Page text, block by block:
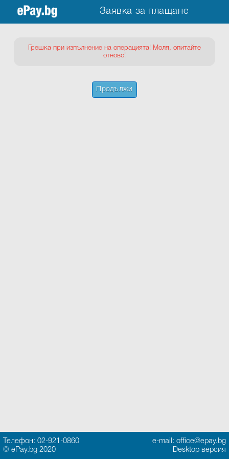
Заявка за плащане
Грешка при изпълнение на операцията! Моля, опитайте
отново!
Продължи
Телефон: 02-921-0860
e-mail: office@epay.bg
© ePay.bg 2020
Desktop версия